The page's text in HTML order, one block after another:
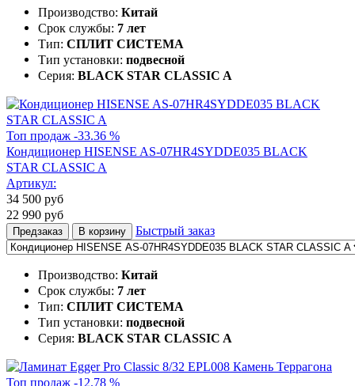
Производство: Китай
Срок службы: 7 лет
Тип: СПЛИТ СИСТЕМА
Тип установки: подвесной
Серия: BLACK STAR CLASSIC A
Топ продаж -33.36 %
Кондиционер HISENSE AS-07HR4SYDDE035 BLACK
STAR CLASSIC A
Артикул:
34 500 руб
22 990 руб
Предзаказ В корзину Быстрый заказ
Производство: Китай
Срок службы: 7 лет
Тип: СПЛИТ СИСТЕМА
Тип установки: подвесной
Серия: BLACK STAR CLASSIC A
Топ продаж -12.78 %